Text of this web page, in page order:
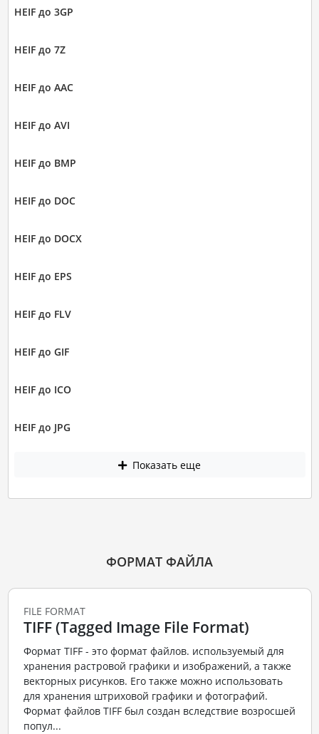
HEIF до 3GP
HEIF до 7Z
HEIF до AAC
HEIF до AVI
HEIF до BMP
HEIF до DOC
HEIF до DOCX
HEIF до EPS
HEIF до FLV
HEIF до GIF
HEIF до ICO
HEIF до JPG
Показать еще
ФОРМАТ ФАЙЛА
FILE FORMAT
TIFF (Tagged Image File Format)
Формат TIFF - это формат файлов. используемый для
хранения растровой графики и изображений, а также
векторных рисунков. Его также можно использовать
для хранения штриховой графики и фотографий.
Формат файлов TIFF был создан вследствие возросшей
попул...